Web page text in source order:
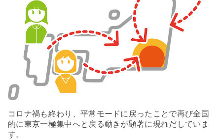
コロナ禍も終わり、平常モードに戻ったことで再び全国
的に東京一極集中へと戻る動きが顕著に現れだしていま
す。